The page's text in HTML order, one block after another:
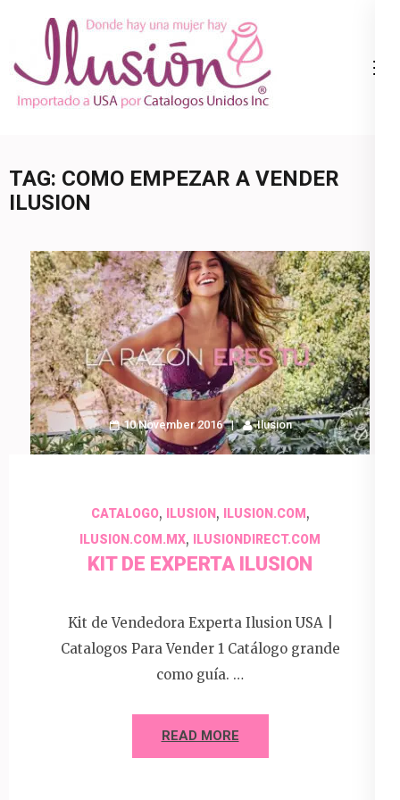
content
(Press
Ropa Interior
800.825.9452
TAG: COMO EMPEZAR A VENDER
ILUSION
10 November 2016 Ilusion
CATALOGO, ILUSION, ILUSION.COM ,
ILUSION.COM.MX, ILUSIONDIRECT.COM
KIT DE EXPERTA ILUSION
Kit de Vendedora Experta Ilusion USA |
Catalogos Para Vender 1 Catálogo grande
como guía. …
READ MORE